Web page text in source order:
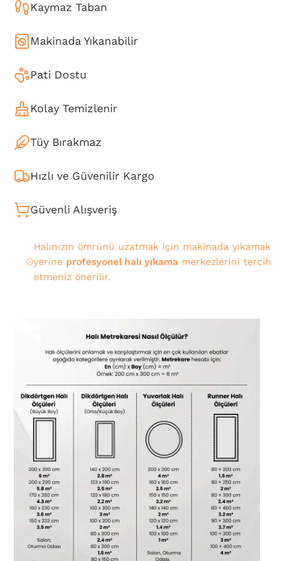
Kaymaz Taban
Makinada Yıkanabilir
Pati Dostu
Kolay Temizlenir
Tüy Bırakmaz
Hızlı ve Güvenilir Kargo
Güvenli Alışveriş
Halınızın ömrünü uzatmak için makinada yıkamak
yerine profesyonel halı yıkamamerkezlerini tercih
etmeniz önerilir.